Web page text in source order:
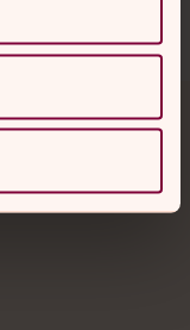
chatta anonymt